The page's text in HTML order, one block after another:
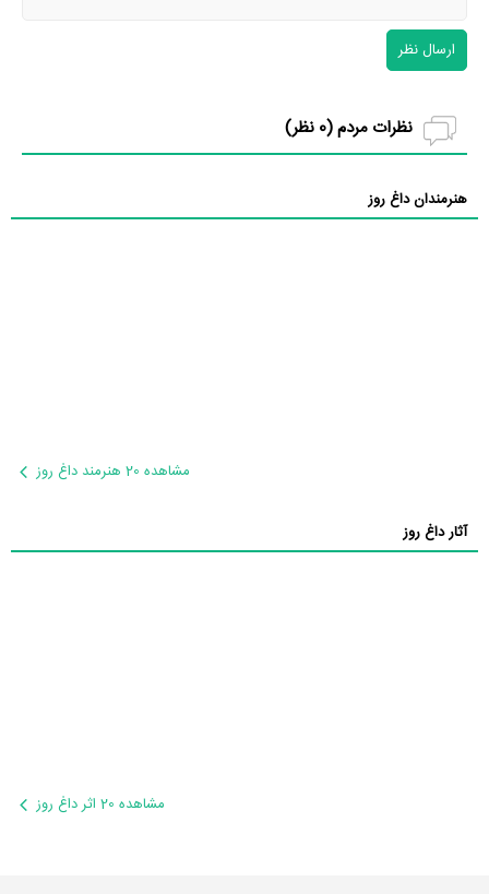
ارسال نظر
نظرات مردم (0 نظر)
هنرمندان داغ روز
مشاهده 20 هنرمند داغ روز
آثار داغ روز
مشاهده 20 اثر داغ روز